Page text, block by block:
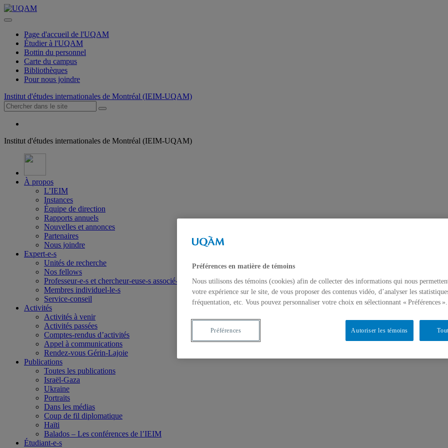
Page d'accueil de l'UQAM
Étudier à l'UQAM
Bottin du personnel
Carte du campus
Bibliothèques
Pour nous joindre
Institut d'études internationales de Montréal (IEIM-UQAM)
Institut d'études internationales de Montréal (IEIM-UQAM)
À propos
L’IEIM
Instances
Équipe de direction
Rapports annuels
Nouvelles et annonces
Partenaires
Nous joindre
Expert-e-s
Unités de recherche
Nos fellows
Professeur-e-s et chercheur-euse-s associé-e-s
Membres individuel-le-s
Service-conseil
Activités
Activités à venir
Activités passées
Comptes-rendus d’activités
Appel à communications
Rendez-vous Gérin-Lajoie
Publications
Toutes les publications
Israël-Gaza
Ukraine
Portraits
Dans les médias
Coup de fil diplomatique
Haïti
Balados – Les conférences de l’IEIM
Étudiant-e-s
Préférences en matière de témoins
Nous utilisons des témoins (cookies) afin de collecter des informations qui nous
votre expérience sur le site, de vous proposer des contenus vidéo, d’analyser les
fréquentation, etc. Vous pouvez personnaliser votre choix en sélectionnant « Préférences ».
Autoriser les témoins
Préférences